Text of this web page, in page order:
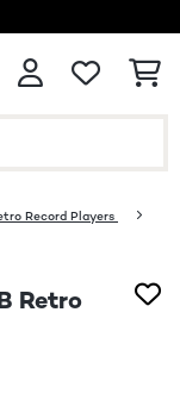
Record Players
Retro